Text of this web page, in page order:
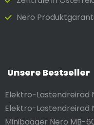
Nero
Unsere Bestseller
Elektro-Lastendreirad
Elektro-Lastendreirad
Minibagger Nero MB-